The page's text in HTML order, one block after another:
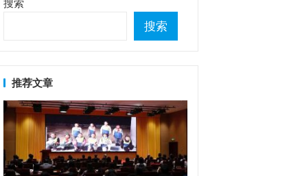
搜索
搜索
推荐文章